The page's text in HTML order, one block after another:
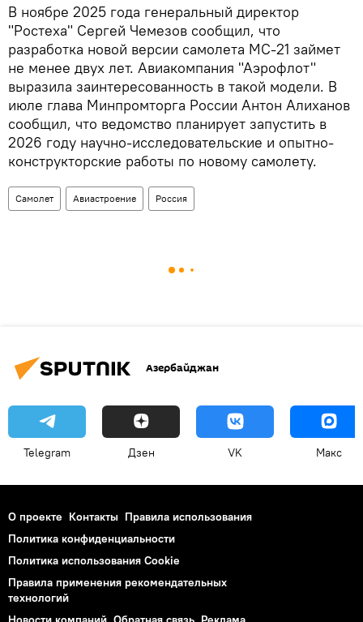
В ноябре 2025 года генеральный директор
"Ростеха" Сергей Чемезов сообщил, что
разработка новой версии самолета МС‑21 займет
не менее двух лет. Авиакомпания "Аэрофлот"
выразила заинтересованность в такой модели. В
июле глава Минпромторга России Антон Алиханов
сообщил, что ведомство планирует запустить в
2026 году научно-исследовательские и опытно-
конструкторские работы по новому самолету.
Самолет Авиастроение Россия
Азербайджан
Telegram Дзен VK Макс
О проекте Контакты Правила использования
Политика конфиденциальности
Политика использования Cookie
Правила применения рекомендательных
технологий